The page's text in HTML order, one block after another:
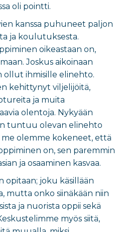
oli pointti.
kanssa puhuneet paljon
ja koulutuksesta.
oikeastaan on,
Joskus aikoinaan
ihmisille elinehto.
kehittynyt viljelijöitä,
ja muita
olentoja. Nykyään
tuntuu olevan elinehto
me olemme kokeneet, että
on, sen paremmin
ja osaaminen kasvaa.
opitaan; joku käsillään
mutta onko siinäkään niin
ja nuorista oppii sekä
myös siitä,